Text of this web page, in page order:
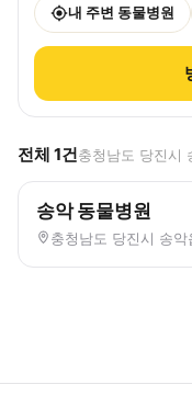
내 주변 동물병원
전체 1건충청남도 당진시
송악 동물병원
충청남도 당진시 송